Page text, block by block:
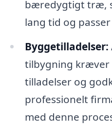
bæredygtigt træ,
lang tid og
Byggetilladelser:
tilbygning kræver
tilladelser og
professionelt
med denne